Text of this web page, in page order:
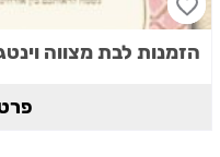
הזמנות לבת מצווה וינטג’